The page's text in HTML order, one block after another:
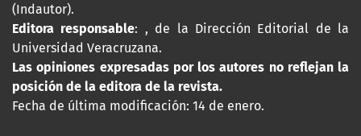
(Indautor).
Editora responsable: , de la Dirección Editorial de la
Universidad Veracruzana.
Las opiniones expresadas por los autores no reflejan la
posición de la editora de la revista.
Fecha de última modificación: 14 de enero.